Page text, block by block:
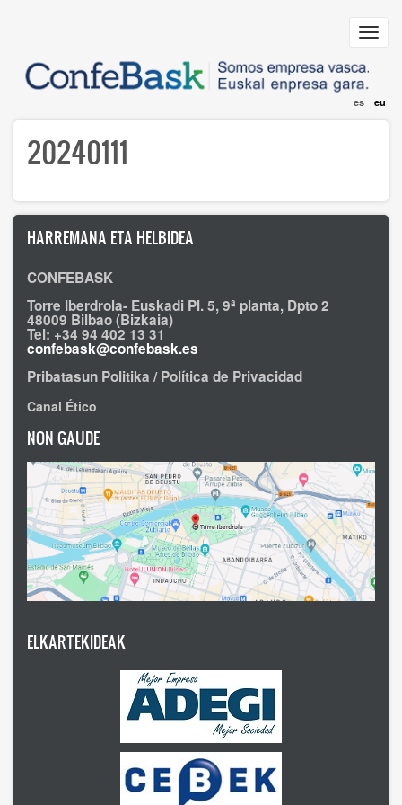
content
es eu
20240111
HARREMANA ETA HELBIDEA
CONFEBASK
Torre Iberdrola- Euskadi Pl. 5, 9ª planta, Dpto 2
48009 Bilbao (Bizkaia)
Tel: +34 94 402 13 31
confebask@confebask.es
Pribatasun Politika / Política de Privacidad
Canal Ético
NON GAUDE
ELKARTEKIDEAK